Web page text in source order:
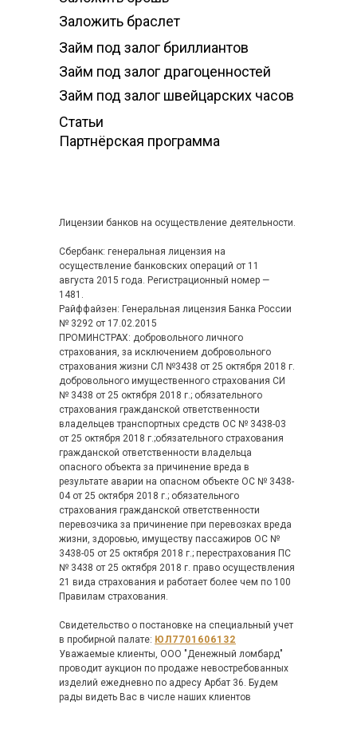
Статьи
Партнёрская программа
Заложить браслет
Займ под залог бриллиантов
Займ под залог драгоценностей
Займ под залог швейцарских часов
Лицензии банков на осуществление деятельности.
Сбербанк: генеральная лицензия на
осуществление банковских операций от 11
августа 2015 года. Регистрационный номер —
1481.
Райффайзен: Генеральная лицензия Банка России
№ 3292 от 17.02.2015
ПРОМИНСТРАХ: добровольного личного
страхования, за исключением добровольного
страхования жизни СЛ №3438 от 25 октября 2018 г.
добровольного имущественного страхования СИ
№ 3438 от 25 октября 2018 г.; обязательного
страхования гражданской ответственности
владельцев транспортных средств ОС № 3438-03
от 25 октября 2018 г.;обязательного страхования
гражданской ответственности владельца
опасного объекта за причинение вреда в
результате аварии на опасном объекте ОС № 3438-
04 от 25 октября 2018 г.; обязательного
страхования гражданской ответственности
перевозчика за причинение при перевозках вреда
жизни, здоровью, имуществу пассажиров ОС №
3438-05 от 25 октября 2018 г.; перестрахования ПС
№ 3438 от 25 октября 2018 г. право осуществления
21 вида страхования и работает более чем по 100
Правилам страхования.
Свидетельство о постановке на специальный учет
в пробирной палате: ЮЛ7701606132
Уважаемые клиенты, ООО "Денежный ломбард"
проводит аукцион по продаже невостребованных
изделий ежедневно по адресу Арбат 36. Будем
рады видеть Вас в числе наших клиентов